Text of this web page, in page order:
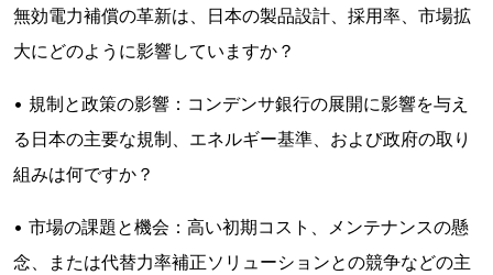
無効電力補償の革新は、日本の製品設計、採用率、市場拡
大にどのように影響していますか？
• 規制と政策の影響：コンデンサ銀行の展開に影響を与え
る日本の主要な規制、エネルギー基準、および政府の取り
組みは何ですか？
• 市場の課題と機会：高い初期コスト、メンテナンスの懸
念、または代替力率補正ソリューションとの競争などの主